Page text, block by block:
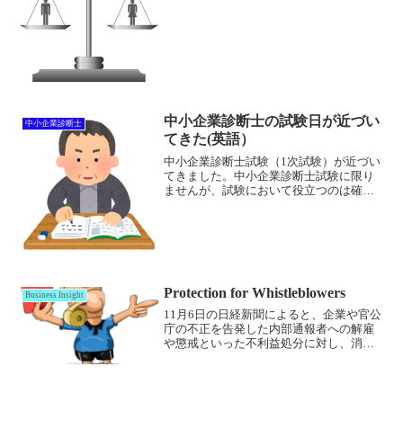
中小企業診断士
中小企業診断士の試験日が近づい
てきた(英語）
中小企業診断士試験（1次試験）が近づい
てきました。中小企業診断士試験に限り
ませんが、試験において役立つのは確実
Business Insight Protection for Whistleblowers
11月6日の日経新聞によると、企業や官公
庁の不正を告発した内部通報者への解雇
や懲戒といった不利益処分に対し、消費